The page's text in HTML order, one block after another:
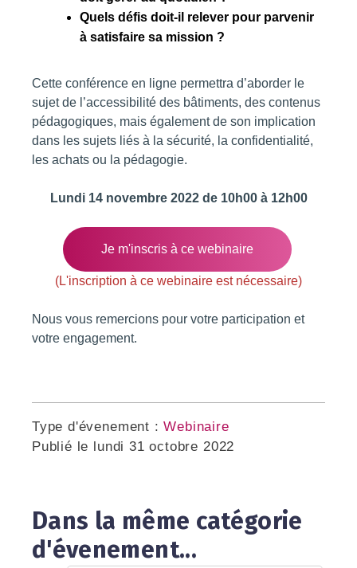
Quels défis doit-il relever pour parvenir
à satisfaire sa mission ?
Cette conférence en ligne permettra d’aborder le
sujet de l’accessibilité des bâtiments, des contenus
pédagogiques, mais également de son implication
dans les sujets liés à la sécurité, la confidentialité,
les achats ou la pédagogie.
Lundi 14 novembre 2022 de 10h00 à 12h00
Je m'inscris à ce webinaire
(L'inscription à ce webinaire est nécessaire)
Nous vous remercions pour votre participation et
votre engagement.
Type d'évenement :Webinaire
Publié le lundi 31 octobre 2022
Dans la même catégorie
d'évenement...